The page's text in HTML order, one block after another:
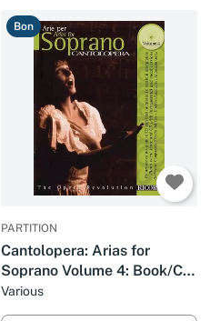
Bon
PARTITION
Cantolopera: Arias for
Soprano Volume 4: Book/CD
with Full Orchestra
Accompaniments
Various